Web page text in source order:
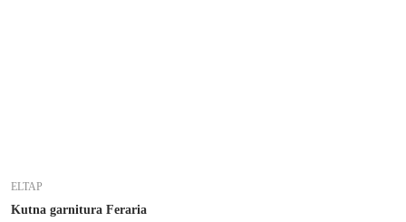
ELTAP
Kutna garnitura Feraria